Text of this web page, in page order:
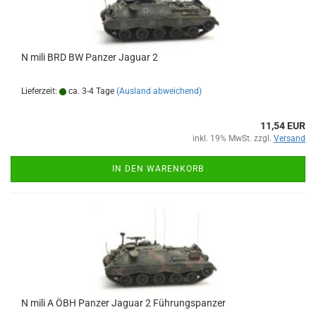
N mili BRD BW Panzer Jaguar 2
Lieferzeit: ca. 3-4 Tage (Ausland abweichend)
11,54 EUR
inkl. 19% MwSt. zzgl. Versand
IN DEN WARENKORB
N mili A ÖBH Panzer Jaguar 2 Führungspanzer